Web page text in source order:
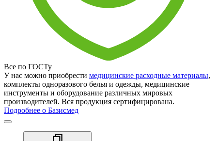
Все по ГОСТу
У нас можно приобрести медицинские расходные материалы,
комплекты одноразового белья и одежды, медицинские
инструменты и оборудование различных мировых
производителей. Вся продукция сертифицирована.
Подробнее о Базисмед